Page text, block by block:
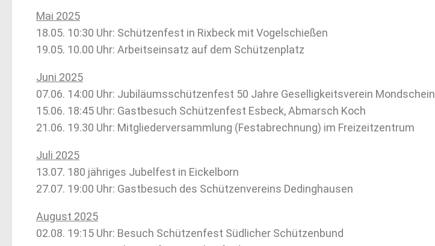
Mai 2025
18.05. 10:30 Uhr: Schützenfest in Rixbeck mit Vogelschießen
19.05. 10.00 Uhr: Arbeitseinsatz auf dem Schützenplatz
Juni 2025
07.06. 14:00 Uhr: Jubiläumsschützenfest 50 Jahre Geselligkeitsverein Mondschein
15.06. 18:45 Uhr: Gastbesuch Schützenfest Esbeck, Abmarsch Koch
21.06. 19.30 Uhr: Mitgliederversammlung (Festabrechnung) im Freizeitzentrum
Juli 2025
13.07. 180 jähriges Jubelfest in Eickelborn
27.07. 19:00 Uhr: Gastbesuch des Schützenvereins Dedinghausen
August 2025
02.08. 19:15 Uhr: Besuch Schützenfest Südlicher Schützenbund